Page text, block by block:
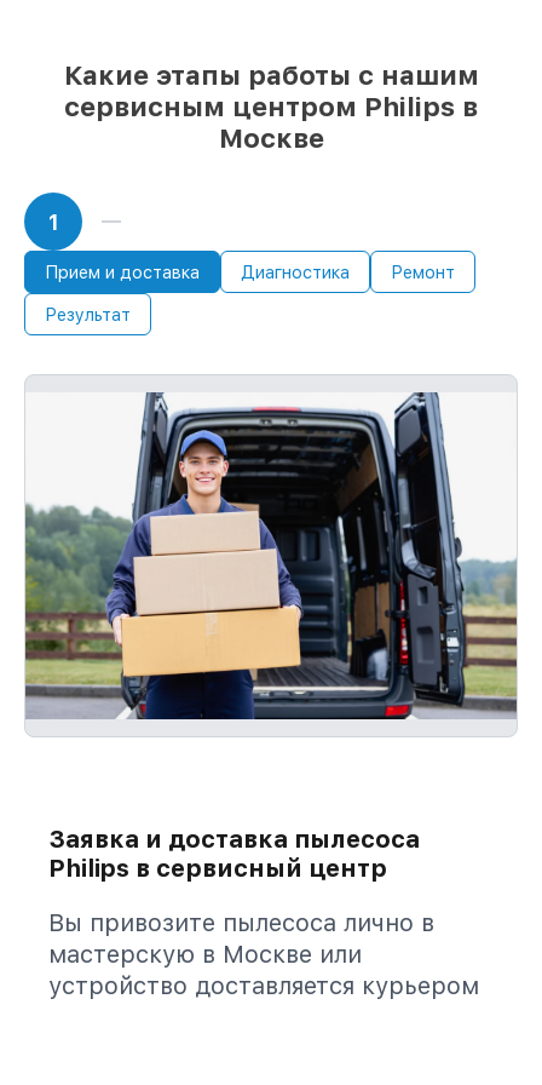
мастер начинает работу сразу
Какие этапы работы с нашим
сервисным центром Philips в
Москве
1
Прием и доставка Диагностика Ремонт
Результат
Заявка и доставка пылесоса
Philips в сервисный центр
Вы привозите пылесоса лично в
мастерскую в Москве или
устройство доставляется курьером